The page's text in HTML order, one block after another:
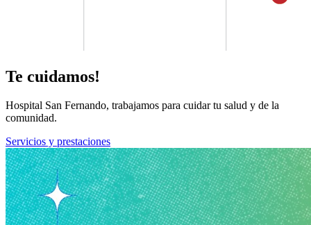
Te cuidamos!
Hospital San Fernando, trabajamos para cuidar tu salud y de la
comunidad.
Servicios y prestaciones